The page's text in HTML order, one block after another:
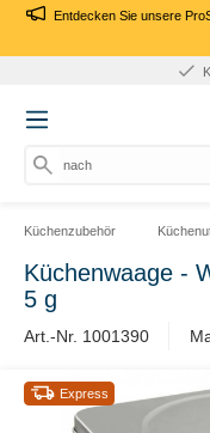
Entdecken Sie unsere
nach P
Küchenzubehör
Küchenwaage -
5 g
Art.-Nr. 1001390
Express